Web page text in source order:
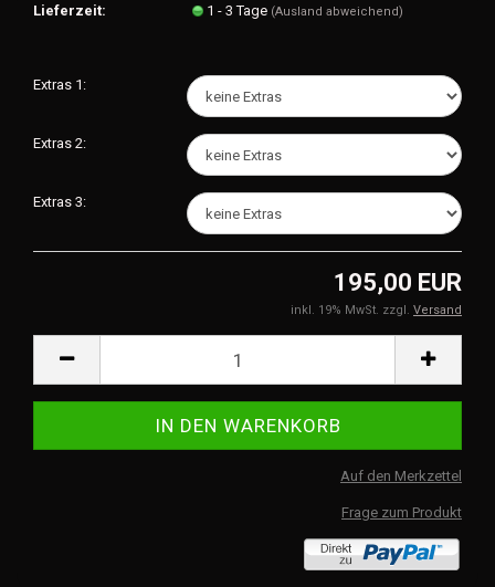
Lieferzeit: 1 - 3 Tage (Ausland abweichend)
Extras 1:
Extras 2:
Extras 3:
195,00 EUR
inkl. 19% MwSt. zzgl. Versand
Auf den Merkzettel
Frage zum Produkt